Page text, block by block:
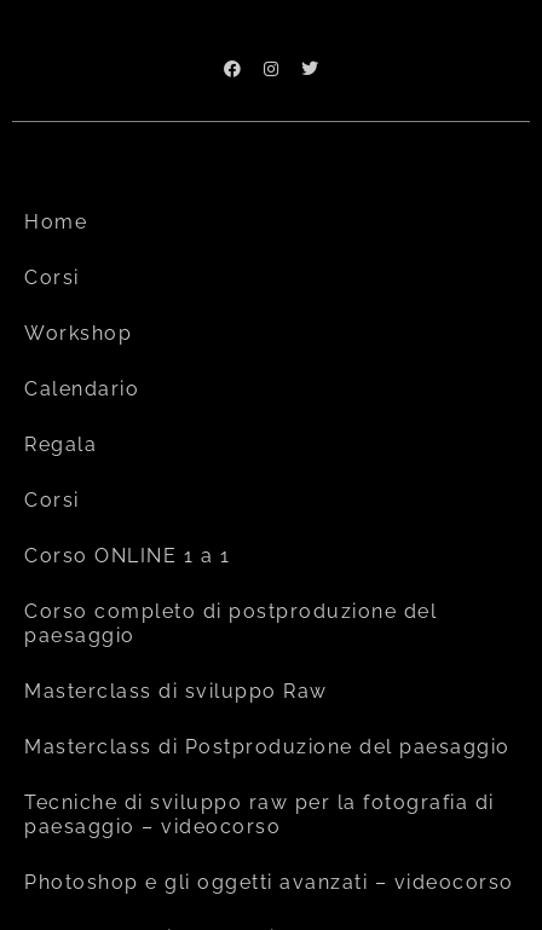
Home
Corsi
Workshop
Calendario
Regala
Corsi
Corso ONLINE 1 a 1
Corso completo di postproduzione del
paesaggio
Masterclass di sviluppo Raw
Masterclass di Postproduzione del paesaggio
Tecniche di sviluppo raw per la fotografia di
paesaggio – videocorso
Photoshop e gli oggetti avanzati – videocorso